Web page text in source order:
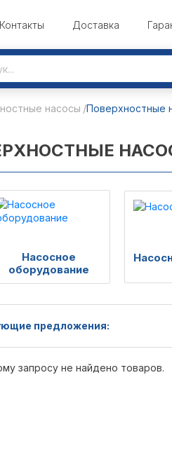
Контакты Доставка
насосы Поверхностные
Насосное
оборудование
предложения:
запросу не найдено товаров.